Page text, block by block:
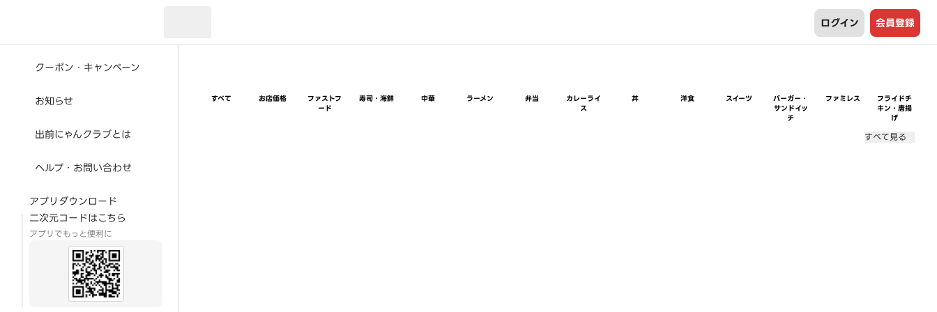
ログイン 会員登録
クーポン・キャンペーン
お知らせ
出前にゃんクラブとは
ヘルプ・お問い合わせ
アプリダウンロード
二次元コードはこちら
アプリでもっと便利に
すべて お店価格
ファストフ
ード
寿司・海鮮 中華 ラーメン 弁当
カレーライ
ス
丼 洋食 スイーツ
バーガー・
サンドイッ
チ
ファミレス
フライドチ
キン・唐揚
げ
すべて見る